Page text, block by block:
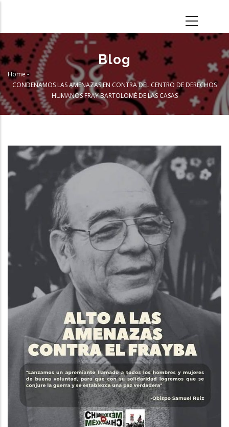
main
content
Blog
Breadcrumb
Home -
CONDENAMOS LAS AMENAZAS EN CONTRA DEL CENTRO DE DERECHOS
HUMANOS FRAY BARTOLOMÉ DE LAS CASAS